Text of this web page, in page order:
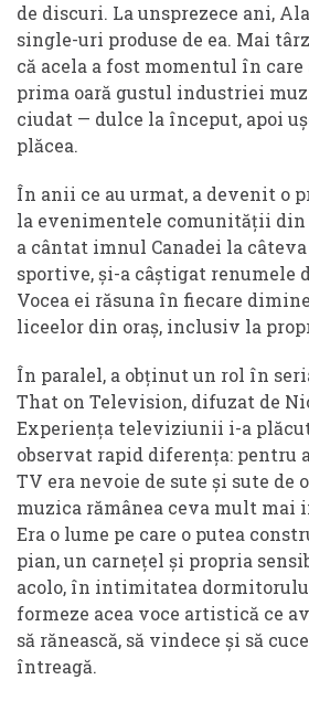
de discuri. La unsprezece ani,
single-uri produse de ea. Mai
că acela a fost momentul în
prima oară gustul industriei
ciudat — dulce la început, apoi
plăcea.
În anii ce au urmat, a devenit o
la evenimentele comunității din
a cântat imnul Canadei la
sportive, și-a câștigat renumele
Vocea ei răsuna în fiecare
liceelor din oraș, inclusiv la
În paralel, a obținut un rol în
That on Television, difuzat de
Experiența televiziunii i-a
observat rapid diferența: pentru
TV era nevoie de sute și sute de
muzica rămânea ceva mult mai
Era o lume pe care o putea
pian, un carnețel și propria
acolo, în intimitatea
formeze acea voce artistică ce
să rănească, să vindece și să
întreagă.